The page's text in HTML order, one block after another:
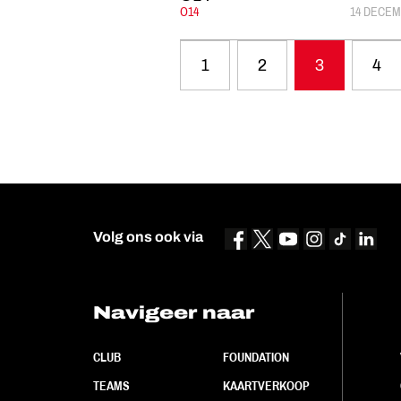
CATEGORIE:
O14 14
1 2 3 4
Volg ons ook via
Navigeer naar
CLUB
TEAMS
FOUNDATION
KAARTVERKOOP